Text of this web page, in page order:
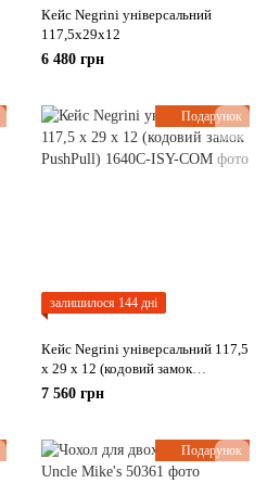
Кейс Negrini універсальний
117,5x29x12
6 480 грн
Подарунок
залишилося 144 дні
Кейс Negrini універсальний 117,5
x 29 x 12 (кодовий замок
PushPull)
7 560 грн
Подарунок